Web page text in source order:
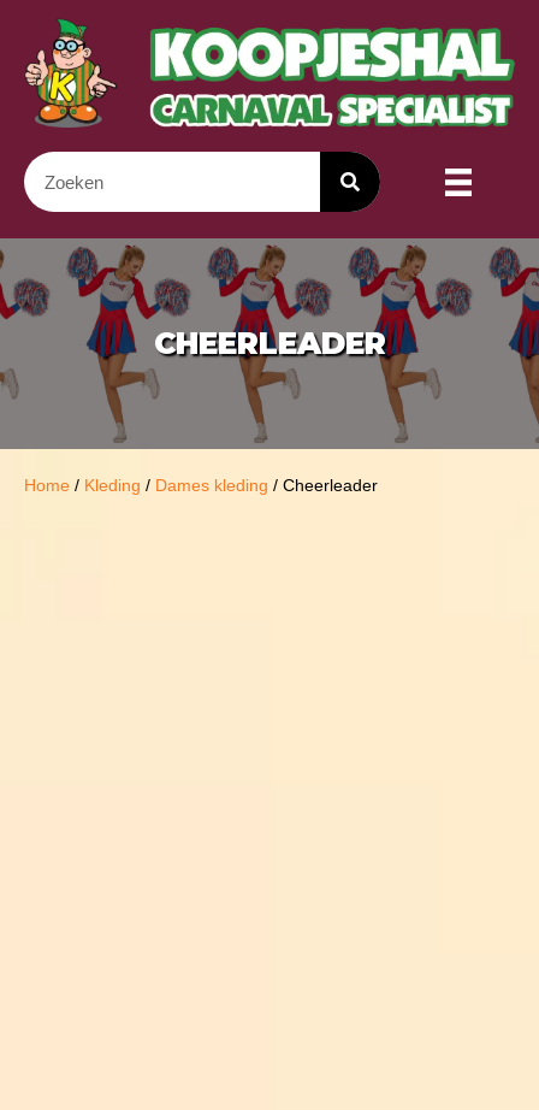
CHEERLEADER
Home / Kleding / Dames kleding / Cheerleader